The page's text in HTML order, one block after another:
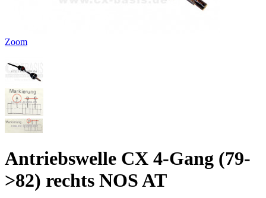
Zoom
Antriebswelle CX 4-Gang (79-
>82) rechts NOS AT